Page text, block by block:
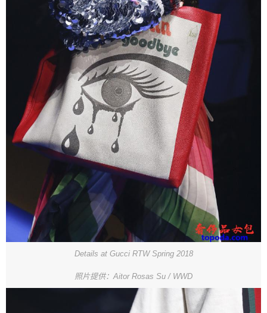
Details at Gucci RTW Spring 2018
照片提供：Aitor Rosas Su / WWD